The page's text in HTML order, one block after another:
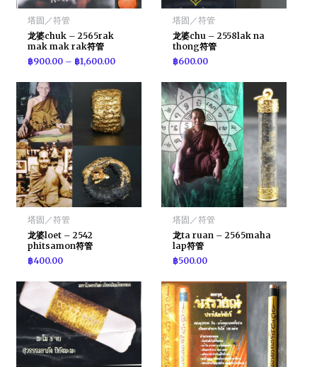
塔固／符管
龙婆chuk – 2565rak
mak mak rak符管
฿900.00 – ฿1,600.00
塔固／符管
龙婆chu – 2558lak na
thong符管
฿600.00
塔固／符管
龙婆loet – 2542
phitsamon符管
฿400.00
塔固／符管
龙ta ruan – 2565maha
lap符管
฿500.00